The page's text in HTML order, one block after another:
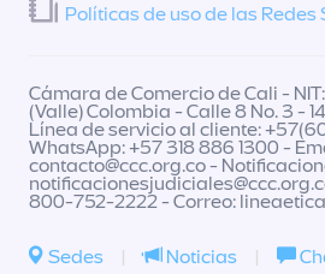
Políticas de uso de las Redes
Cámara de Comercio de Cali -
(Valle) Colombia - Calle 8 No. 3 - 14
Línea de servicio al cliente:
WhatsApp: +57 318 886 1300 -
contacto@ccc.org.co-
800-752-2222 - Correo:
Sedes | Noticias |